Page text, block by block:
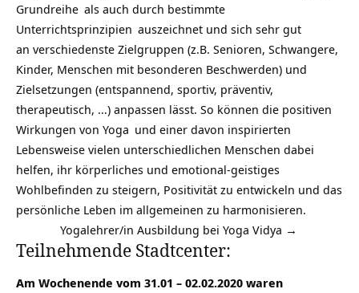
Grundreihe als auch durch bestimmte
Unterrichtsprinzipien auszeichnet und sich sehr gut
an verschiedenste Zielgruppen (z.B. Senioren, Schwangere,
Kinder, Menschen mit besonderen Beschwerden) und
Zielsetzungen (entspannend, sportiv, präventiv,
therapeutisch, …) anpassen lässt. So können die positiven
Wirkungen von Yoga und einer davon inspirierten
Lebensweise vielen unterschiedlichen Menschen dabei
helfen, ihr körperliches und emotional-geistiges
Wohlbefinden zu steigern, Positivität zu entwickeln und das
persönliche Leben im allgemeinen zu harmonisieren.
Yogalehrer/in Ausbildung bei Yoga Vidya →
Teilnehmende Stadtcenter:
Am Wochenende vom 31.01 – 02.02.2020 waren